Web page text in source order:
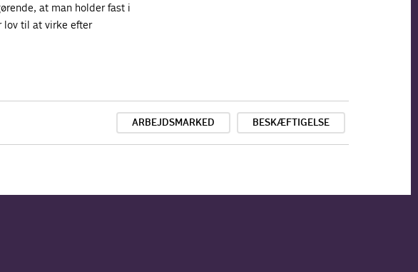
at man holder fast i
lov til at virke efter
ARBEJDSMARKED BESKÆFTIGELSE